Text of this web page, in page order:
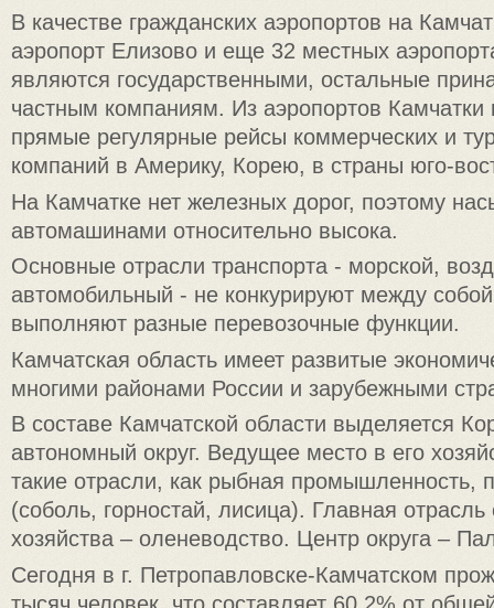
В качестве гражданских аэропортов на
аэропорт Елизово и еще 32 местных
являются государственными, остальные
частным компаниям. Из аэропортов Камчатки
прямые регулярные рейсы коммерческих и
компаний в Америку, Корею, в страны юго-
На Камчатке нет железных дорог, поэтому
автомашинами относительно высока.
Основные отрасли транспорта - морской,
автомобильный - не конкурируют между
выполняют разные перевозочные функции.
Камчатская область имеет развитые
многими районами России и зарубежными
В составе Камчатской области выделяется
автономный округ. Ведущее место в его
такие отрасли, как рыбная промышленность,
(соболь, горностай, лисица). Главная отрасль
хозяйства – оленеводство. Центр округа –
Сегодня в г. Петропавловске-Камчатском
тысяч человек, что составляет 60,2% от